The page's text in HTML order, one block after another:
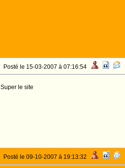
Posté le 15-03-2007 à 07:16:54
Super le site
Posté le 09-10-2007 à 19:13:32